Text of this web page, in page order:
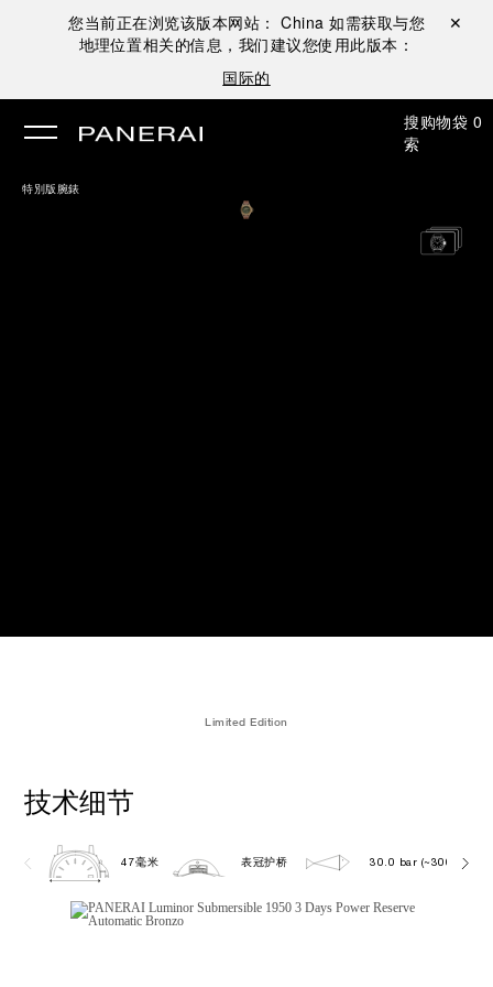
您当前正在浏览该版本网站： China 如需获取与您
地理位置相关的信息，我们建议您使用此版本：
国际的
关闭 ✕
搜
索
购物袋 0
特別版腕錶
Limited Edition
技术细节
47毫米 表冠护桥 30.0 bar (~300.0